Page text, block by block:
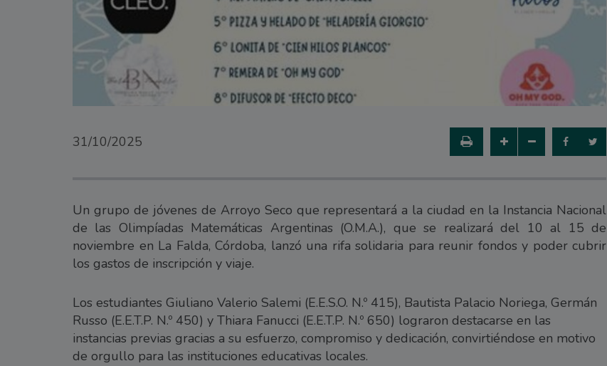
31/10/2025
Un grupo de jóvenes de Arroyo Seco que representará a la ciudad en la Instancia Nacional
de las Olimpíadas Matemáticas Argentinas (O.M.A.), que se realizará del 10 al 15 de
noviembre en La Falda, Córdoba, lanzó una rifa solidaria para reunir fondos y poder cubrir
los gastos de inscripción y viaje.
Los estudiantes Giuliano Valerio Salemi (E.E.S.O. N.º 415), Bautista Palacio Noriega, Germán
Russo (E.E.T.P. N.º 450) y Thiara Fanucci (E.E.T.P. N.º 650) lograron destacarse en las
instancias previas gracias a su esfuerzo, compromiso y dedicación, convirtiéndose en motivo
de orgullo para las instituciones educativas locales.